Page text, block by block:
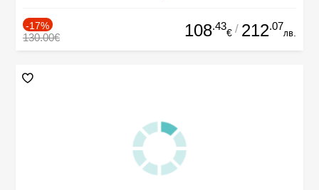
-17%
130.00€ 108.43
€ / 212.07
лв.